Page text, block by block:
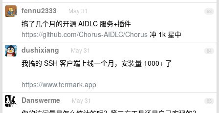
63
fennu2333 May 31
搞了几个月的开源 AIDLC 服务+插件
https://github.com/Chorus-AIDLC/Chorus 冲 1k 星中
64
dushixiang May 31
我搞的 SSH 客户端上线一个月，安装量 1000+ 了
https://www.termark.app
65
Danswerme May 31